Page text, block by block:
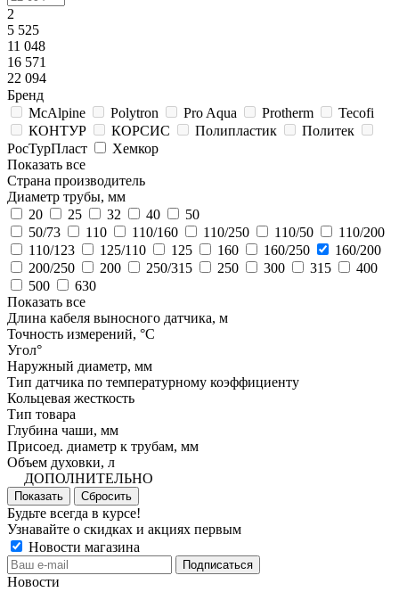
2
5 525
11 048
16 571
22 094
Бренд
McAlpine
Polytron Pro Aqua Protherm
Tecofi
КОНТУР
КОРСИС Полипластик
Политек
РосТурПласт
Хемкор
Показать все
Страна производитель
Диаметр трубы, мм
20
25 32 40
50
50/73
110 110/160 110/250 110/50
110/200
110/123
125/110 125 160 160/250
160/200
200/250
200 250/315 250 300 315
400
500
630
Показать все
Длина кабеля выносного датчика, м
Точность измерений, °C
Угол°
Наружный диаметр, мм
Тип датчика по температурному коэффициенту
Кольцевая жесткость
Тип товара
Глубина чаши, мм
Присоед. диаметр к трубам, мм
Объем духовки, л
ДОПОЛНИТЕЛЬНО
Показать Сбросить
Будьте всегда в курсе!
Узнавайте о скидках и акциях первым
Новости магазина
Новости